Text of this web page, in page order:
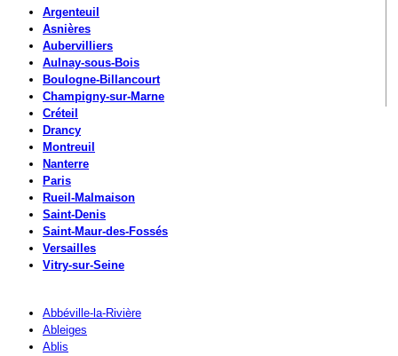
Argenteuil
Asnières
Aubervilliers
Aulnay-sous-Bois
Boulogne-Billancourt
Champigny-sur-Marne
Créteil
Drancy
Montreuil
Nanterre
Paris
Rueil-Malmaison
Saint-Denis
Saint-Maur-des-Fossés
Versailles
Vitry-sur-Seine
Abbéville-la-Rivière
Ableiges
Ablis